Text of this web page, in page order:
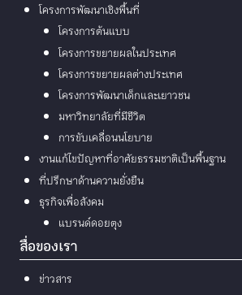
โครงการพัฒนาเชิงพื้นที่
โครงการต้นแบบ
โครงการขยายผลในประเทศ
โครงการขยายผลต่างประเทศ
โครงการพัฒนาเด็กและเยาวชน
มหาวิทยาลัยที่มีชีวิต
การขับเคลื่อนนโยบาย
งานแก้ไขปัญหาที่อาศัยธรรมชาติเป็นพื้นฐาน
ที่ปรึกษาด้านความยั่งยืน
ธุรกิจเพื่อสังคม
แบรนด์ดอยตุง
สื่อของเรา
ข่าวสาร